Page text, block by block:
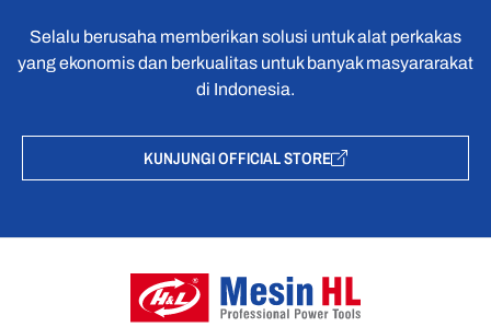
Selalu berusaha memberikan solusi untuk alat perkakas
yang ekonomis dan berkualitas untuk banyak masyararakat
di Indonesia.
KUNJUNGI OFFICIAL STORE